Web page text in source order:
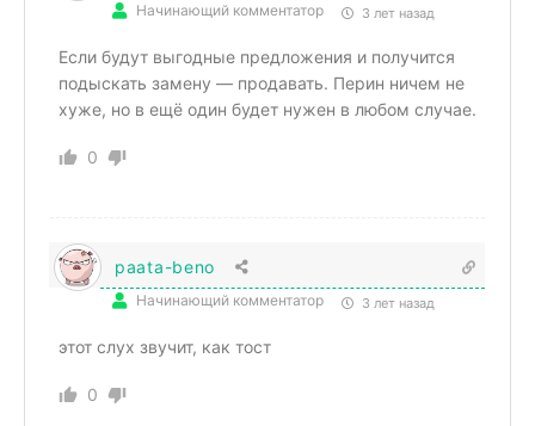
Начинающий комментатор 3 лет назад
Если будут выгодные предложения и получится
подыскать замену — продавать. Перин ничем не
хуже, но в ещё один будет нужен в любом случае.
0
paata-beno
Начинающий комментатор 3 лет назад
этот слух звучит, как тост
0